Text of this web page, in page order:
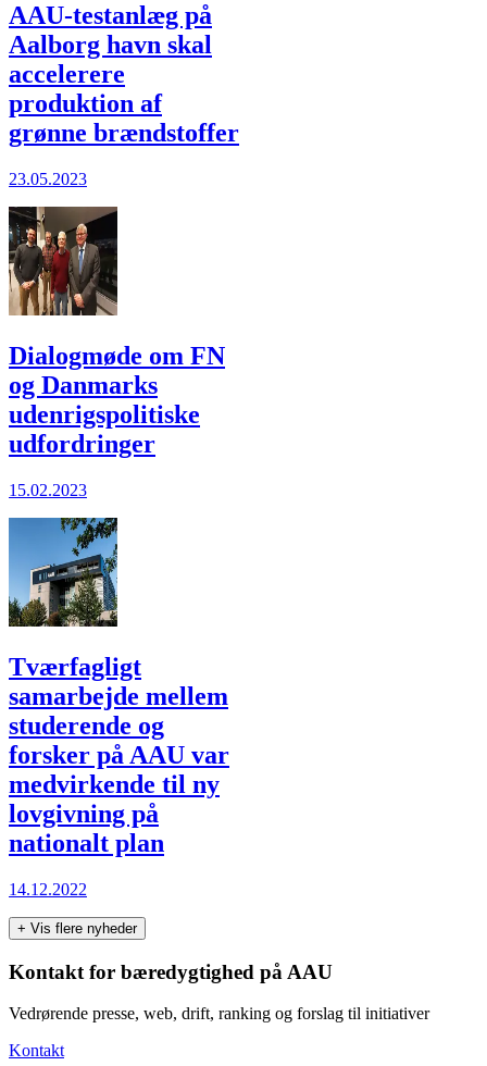
AAU-testanlæg på
Aalborg havn skal
accelerere
produktion af
grønne brændstoffer
23.05.2023
Dialogmøde om FN
og Danmarks
udenrigspolitiske
udfordringer
15.02.2023
Tværfagligt
samarbejde mellem
studerende og
forsker på AAU var
medvirkende til ny
lovgivning på
nationalt plan
14.12.2022
+ Vis flere nyheder
Kontakt for bæredygtighed på AAU
Vedrørende presse, web, drift, ranking og forslag til initiativer
Kontakt